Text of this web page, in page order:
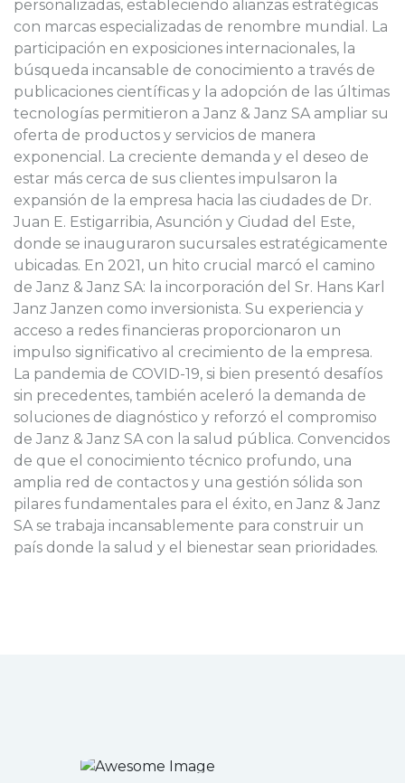
personalizadas, estableciendo alianzas estratégicas
con marcas especializadas de renombre mundial. La
participación en exposiciones internacionales, la
búsqueda incansable de conocimiento a través de
publicaciones científicas y la adopción de las últimas
tecnologías permitieron a Janz & Janz SA ampliar su
oferta de productos y servicios de manera
exponencial. La creciente demanda y el deseo de
estar más cerca de sus clientes impulsaron la
expansión de la empresa hacia las ciudades de Dr.
Juan E. Estigarribia, Asunción y Ciudad del Este,
donde se inauguraron sucursales estratégicamente
ubicadas. En 2021, un hito crucial marcó el camino
de Janz & Janz SA: la incorporación del Sr. Hans Karl
Janz Janzen como inversionista. Su experiencia y
acceso a redes financieras proporcionaron un
impulso significativo al crecimiento de la empresa.
La pandemia de COVID-19, si bien presentó desafíos
sin precedentes, también aceleró la demanda de
soluciones de diagnóstico y reforzó el compromiso
de Janz & Janz SA con la salud pública. Convencidos
de que el conocimiento técnico profundo, una
amplia red de contactos y una gestión sólida son
pilares fundamentales para el éxito, en Janz & Janz
SA se trabaja incansablemente para construir un
país donde la salud y el bienestar sean prioridades.